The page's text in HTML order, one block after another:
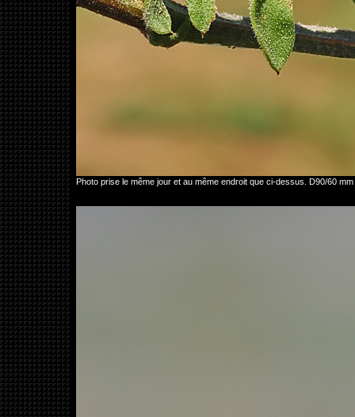
Photo prise le même jour et au même endroit que ci-dessus. D90/60